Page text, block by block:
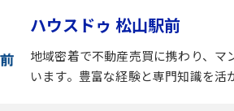
ハウスドゥ 松山駅前
地域密着で不動産売買に携わり、
います。豊富な経験と専門知識を活